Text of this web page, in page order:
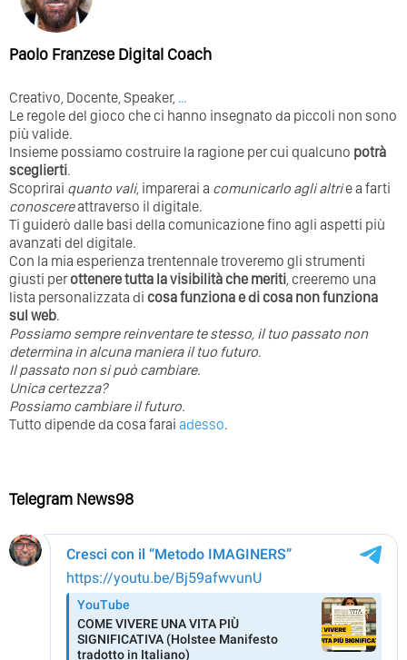
Paolo Franzese Digital Coach
Creativo, Docente, Speaker, …
Le regole del gioco che ci hanno insegnato da piccoli non sono
più valide.
Insieme possiamo costruire la ragione per cui qualcuno potrà
sceglierti.
Scoprirai quanto vali, imparerai a comunicarlo agli altrie a farti
conoscereattraverso il digitale.
Ti guiderò dalle basi della comunicazione fino agli aspetti più
avanzati del digitale.
Con la mia esperienza trentennale troveremo gli strumenti
giusti perottenere tutta la visibilità che meriti, creeremo una
lista personalizzata di cosa funziona e di cosa non funziona
sul web.
Possiamo sempre reinventare te stesso, il tuo passato non
determina in alcuna maniera il tuo futuro. ⁣
⁣Il passato non si può cambiare.
Unica certezza?
Possiamo cambiare il futuro.
Tutto dipende da cosa farai adesso.
Telegram News98